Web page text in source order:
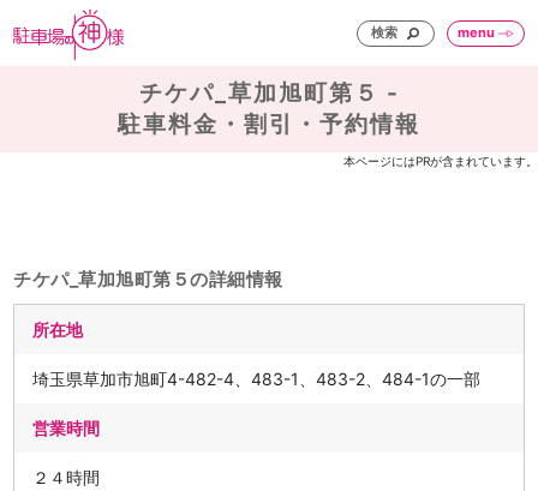
検索 menu
チケパ_草加旭町第５ -
駐車料金・割引・予約情報
本ページにはPRが含まれています。
チケパ_草加旭町第５の詳細情報
所在地
埼玉県草加市旭町4-482-4、483-1、483-2、484-1の一部
営業時間
２４時間